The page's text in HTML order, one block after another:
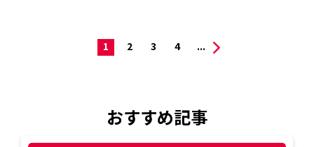
1 2 3 4 ...
おすすめ記事